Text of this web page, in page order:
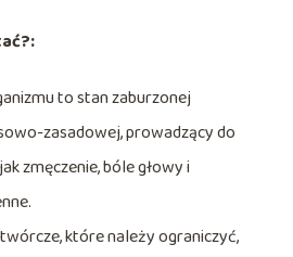
to stan zaburzonej
zasadowej, prowadzący do
zmęczenie, bóle głowy i
które należy ograniczyć,